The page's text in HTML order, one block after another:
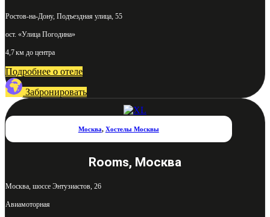
Ростов-на-Дону, Подъездная улица, 55
ост. «Улица Погодина»
4,7 км до центра
Подробнее о отеле
Забронировать
Москва, Хостелы Москвы
Rooms, Москва
Москва, шоссе Энтузиастов, 26
Авиамоторная